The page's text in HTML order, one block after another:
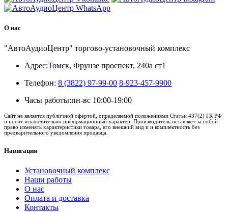
О нас
"АвтоАудиоЦентр" торгово-установочный комплекс
Адрес:Томск, Фрунзе проспект, 240а ст1
Телефон: 8 (3822) 97-99-00 8-923-457-9900
Часы работы:пн-вс 10:00-19:00
Сайт не является публичной офертой, определяемой положениями Статьи 437(2) ГК РФ
и носит исключительно информационный характер. Производитель оставляет за собой
право изменять характеристики товара, его внешний вид и и комплектность без
предварительного уведомления продавца.
Навигация
Установочный комплекс
Наши работы
О нас
Оплата и доставка
Контакты